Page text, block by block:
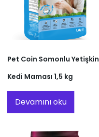
Pet Coin Somonlu Yetişkin
Kedi Maması 1,5 kg
Devamını oku